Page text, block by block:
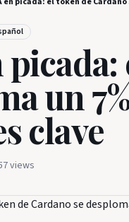
un
clave
views